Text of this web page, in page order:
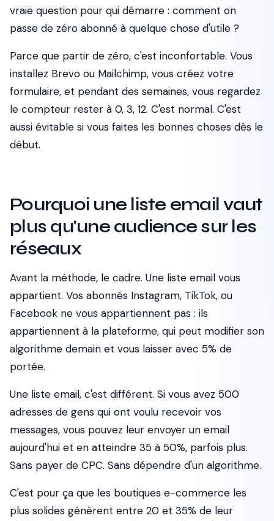
vraie question pour qui démarre : comment on
passe de zéro abonné à quelque chose d'utile ?
Parce que partir de zéro, c'est inconfortable. Vous
installez Brevo ou Mailchimp, vous créez votre
formulaire, et pendant des semaines, vous regardez
le compteur rester à 0, 3, 12. C'est normal. C'est
aussi évitable si vous faites les bonnes choses dès le
début.
Pourquoi une liste email vaut
plus qu'une audience sur les
réseaux
Avant la méthode, le cadre. Une liste email vous
appartient. Vos abonnés Instagram, TikTok, ou
Facebook ne vous appartiennent pas : ils
appartiennent à la plateforme, qui peut modifier son
algorithme demain et vous laisser avec 5% de
portée.
Une liste email, c'est différent. Si vous avez 500
adresses de gens qui ont voulu recevoir vos
messages, vous pouvez leur envoyer un email
aujourd'hui et en atteindre 35 à 50%, parfois plus.
Sans payer de CPC. Sans dépendre d'un algorithme.
C'est pour ça que les boutiques e-commerce les
plus solides génèrent entre 20 et 35% de leur